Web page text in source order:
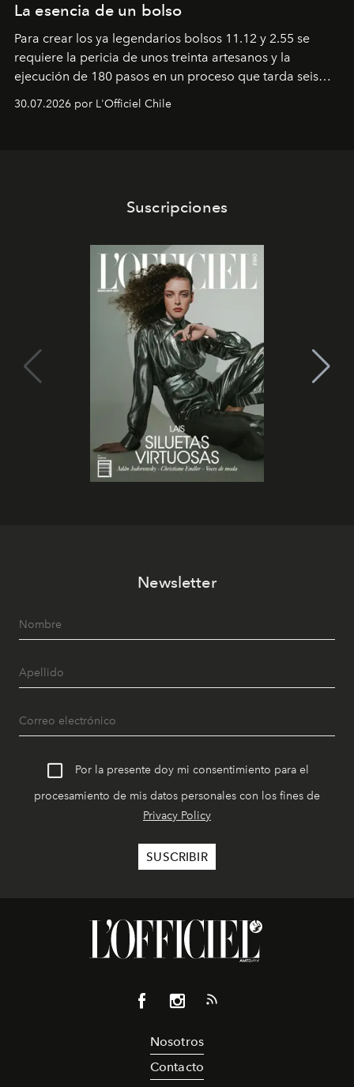
La esencia de un bolso
Para crear los ya legendarios bolsos 11.12 y 2.55 se
requiere la pericia de unos treinta artesanos y la
ejecución de 180 pasos en un proceso que tarda seis
semanas. Los expertos ponen en práctica una técnica
que se enseña solamente en la escuela de formación de
30.07.2026 por L'Officiel Chile
Suscripciones
Newsletter
Por la presente doy mi consentimiento para el
procesamiento de mis datos personales con los fines de
Privacy Policy
Nosotros
Contacto